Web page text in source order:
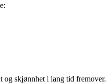
og skjønnhet i lang tid fremover.